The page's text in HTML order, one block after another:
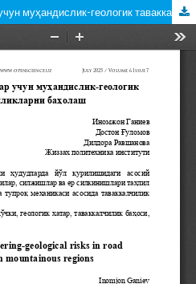
Тоғли ҳудудларда йўллар учун муҳандислик-геологик таваккалчиликларни баҳолаш